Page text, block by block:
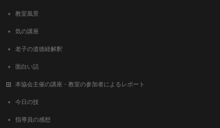
教室風景
気の講座
老子の道徳経解釈
面白い話
本協会主催の講座・教室の参加者によるレポート
今日の技
指導員の感想